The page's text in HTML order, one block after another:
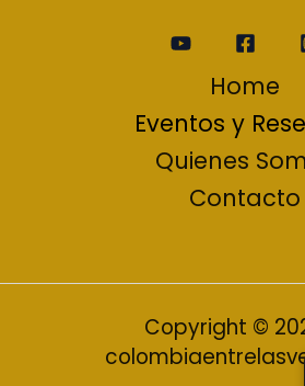
Home
Eventos y
Quienes
Contacto
Copyright ©